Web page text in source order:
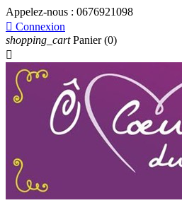
Appelez-nous : 0676921098
 Connexion
shopping_cart Panier (0)
